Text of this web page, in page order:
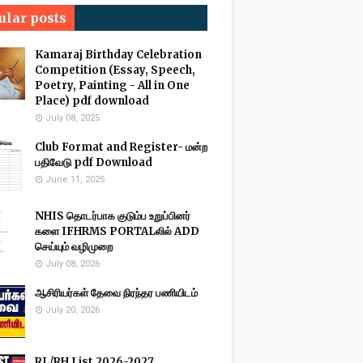
posts
Kamaraj Birthday Celebration
Competition (Essay, Speech,
Poetry, Painting - All in One
Place) pdf download
July 08, 2025
Club Format and Register- மன்ற
பதிவேடு pdf Download
June 11, 2025
NHIS தொடர்பாக குடும்ப உறுப்பினர்
களை IFHRMS PORTALலில் ADD
செய்யும் வழிமுறை
July 08, 2026
ஆசிரியர்கள் தேவை நிரந்தர பணியிடம்
July 20, 2026